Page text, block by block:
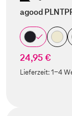
agood
24,95 €
Lieferzeit:1-4